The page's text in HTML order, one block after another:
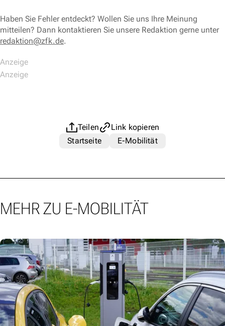
Haben Sie Fehler entdeckt? Wollen Sie uns Ihre Meinung
mitteilen? Dann kontaktieren Sie unsere Redaktion gerne unter
redaktion@zfk.de.
Teilen
Link kopieren
Startseite
E-Mobilität
MEHR ZU E-MOBILITÄT